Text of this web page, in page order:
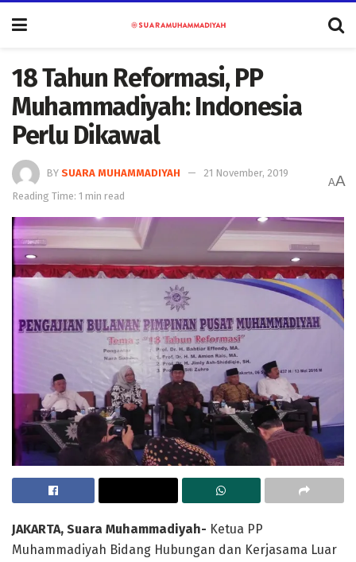
18 Tahun Reformasi, PP
Muhammadiyah: Indonesia
Perlu Dikawal
BY SUARA MUHAMMADIYAH
21 November, 2019
Reading Time: 1 min read
AA
JAKARTA, Suara Muhammadiyah- Ketua PP
Muhammadiyah Bidang Hubungan dan Kerjasama Luar